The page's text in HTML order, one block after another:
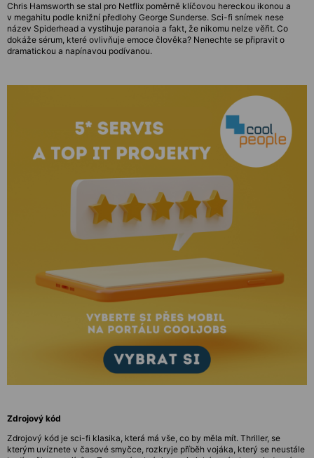
Chris Hamsworth se stal pro Netflix poměrně klíčovou hereckou ikonou a
v megahitu podle knižní předlohy George Sunderse. Sci-fi snímek nese
název Spiderhead a vystihuje paranoia a fakt, že nikomu nelze věřit. Co
dokáže sérum, které ovlivňuje emoce člověka? Nenechte se připravit o
dramatickou a napínavou podívanou.
Zdrojový kód
Zdrojový kód je sci-fi klasika, která má vše, co by měla mít. Thriller, se
kterým uvíznete v časové smyčce, rozkryje příběh vojáka, který se neustále